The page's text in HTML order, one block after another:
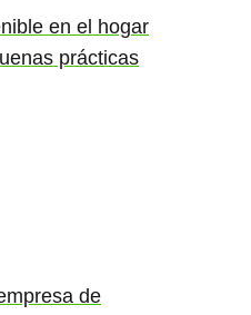
en el hogar
prácticas
de